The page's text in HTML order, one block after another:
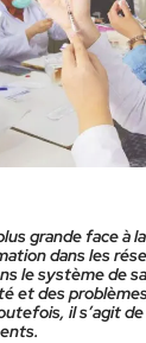
grande face à
dans les
le système de
et des problèmes
il s’agit